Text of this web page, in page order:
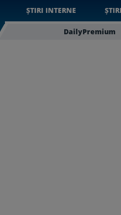
ȘTIRI INTERNE
DailyPremium